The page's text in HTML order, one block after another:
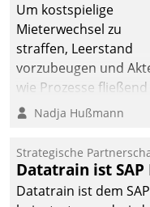
Um kostspielige
Mieterwechsel zu
straffen, Leerstand
vorzubeugen und
wie Prozesse fließend
vernetzen, nutzt die
Jahresbeginn eine
Überblick, Einsicht
Eingriff bietende
Nadja Hußmann
Strategische
Datatrain ist
Datatrain ist dem